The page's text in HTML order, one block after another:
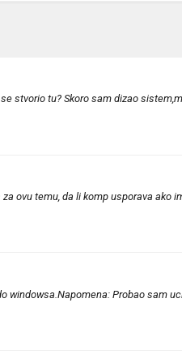
stvorio tu? Skoro sam dizao
ovu temu, da li komp usporava ako
windowsa.Napomena: Probao sam